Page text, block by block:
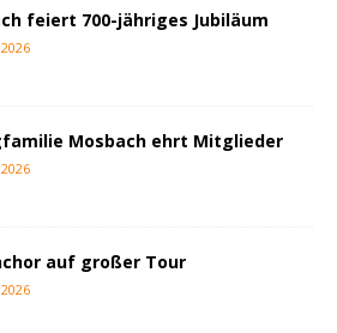
feiert 700-jähriges Jubiläum
Mosbach ehrt Mitglieder
auf großer Tour